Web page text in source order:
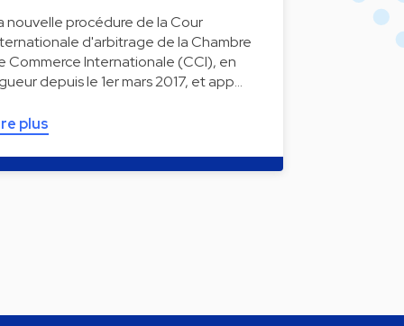
nouvelle procédure de la Cour
d'arbitrage de la Chambre
Commerce Internationale (CCI), en
depuis le 1er mars 2017, et app…
plus